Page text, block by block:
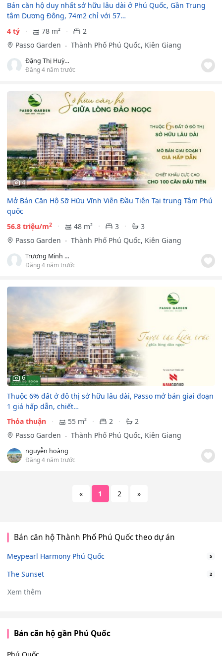
Bán căn hộ duy nhất sở hữu lâu dài ở Phú Quốc, Gần Trung
tâm Dương Đông, 74m2 chỉ với 57…
4 tỷ
78 m²
2
Passo Garden
Thành Phố Phú Quốc, Kiên Giang
Đặng Thị Huỳnh Như
Đăng 4 năm trước
4
Mở Bán Căn Hộ Sỡ Hữu Vĩnh Viễn Đầu Tiên Tại trung Tâm Phú
quốc
56.8 triệu/m2 48 m² 3
3
Passo Garden
Thành Phố Phú Quốc, Kiên Giang
Trương Minh Cường
Đăng 4 năm trước
6
Thuộc 6% đất ở đô thị sở hữu lâu dài, Passo mở bán giai đoạn
1 giá hấp dẫn, chiết…
Thỏa thuận
55 m² 2
2
Passo Garden
Thành Phố Phú Quốc, Kiên Giang
nguyễn hoàng
Đăng 4 năm trước
« 1 2 »
Bán căn hộ Thành Phố Phú Quốc theo dự án
Meypearl Harmony Phú Quốc 5
The Sunset 2
Xem thêm
Bán căn hộ gần Phú Quốc